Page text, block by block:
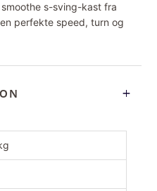
s-sving-kast fra
perfekte speed, turn og